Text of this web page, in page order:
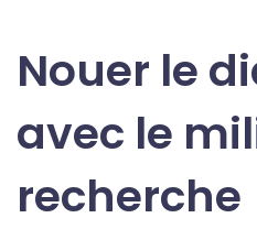
Nouer le
avec le
recherche